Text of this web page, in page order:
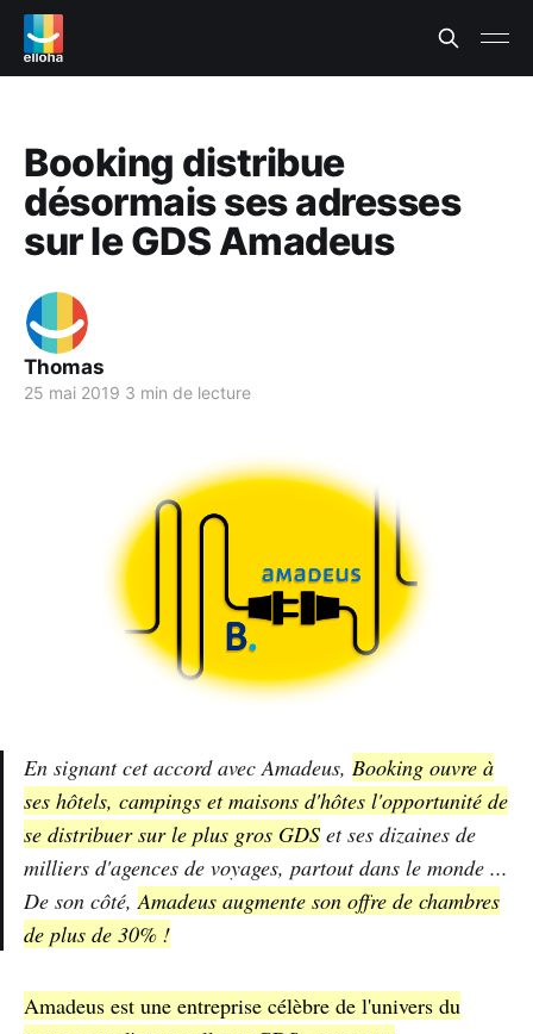
Booking distribue
désormais ses adresses
sur le GDS Amadeus
Thomas
25 mai 2019 3 min de lecture
En signant cet accord avec Amadeus, Booking ouvre à
ses hôtels, campings et maisons d'hôtes l'opportunité de
se distribuer sur le plus gros GDS et ses dizaines de
milliers d'agences de voyages, partout dans le monde ...
De son côté,Amadeus augmente son offre de chambres
de plus de 30% !
Amadeus est une entreprise célèbre de l'univers du